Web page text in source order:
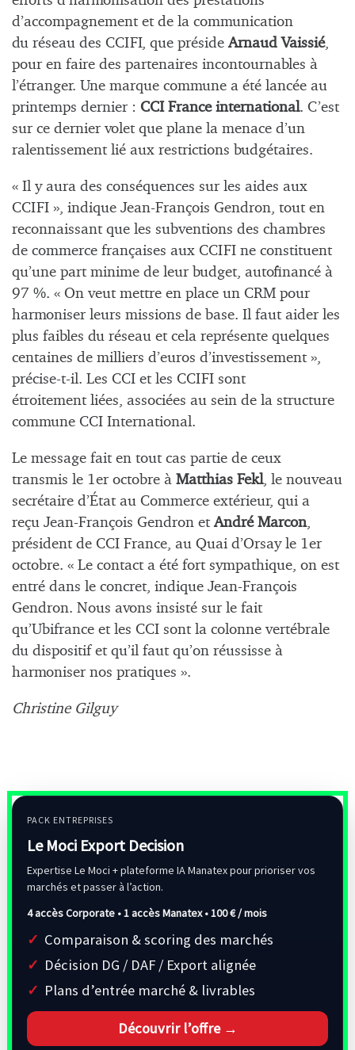
d’accompagnement et de la communication
du réseau des CCIFI, que présideArnaud Vaissié,
pour en faire des partenaires incontournables à
l’étranger. Une marque commune a été lancée au
printemps dernier : CCI France international. C’est
sur ce dernier volet que plane la menace d’un
ralentissement lié aux restrictions budgétaires.
« Il y aura des conséquences sur les aides aux
CCIFI », indique Jean-François Gendron, tout en
reconnaissant que les subventions des chambres
de commerce françaises aux CCIFI ne constituent
qu’une part minime de leur budget, autofinancé à
97 %. « On veut mettre en place un CRM pour
harmoniser leurs missions de base. Il faut aider les
plus faibles du réseau et cela représente quelques
centaines de milliers d’euros d’investissement »,
précise-t-il. Les CCI et les CCIFI sont
étroitement liées, associées au sein de la structure
commune CCI International.
Le message fait en tout cas partie de ceux
transmis le 1er octobre à Matthias Fekl, le nouveau
secrétaire d’État au Commerce extérieur, qui a
reçu Jean-François Gendron etAndré Marcon,
président de CCI France, au Quai d’Orsay le 1er
octobre. « Le contact a été fort sympathique, on est
entré dans le concret, indique Jean-François
Gendron. Nous avons insisté sur le fait
qu’Ubifrance et les CCI sont la colonne vertébrale
du dispositif et qu’il faut qu’on réussisse à
harmoniser nos pratiques ».
Christine Gilguy
PACK ENTREPRISES
Le Moci Export Decision
Expertise Le Moci + plateforme IA Manatex pour prioriser vos
marchés et passer à l’action.
4 accès Corporate • 1 accès Manatex •100 € / mois
Comparaison & scoring des marchés
Décision DG / DAF / Export alignée
Plans d’entrée marché & livrables
Découvrir l’offre →